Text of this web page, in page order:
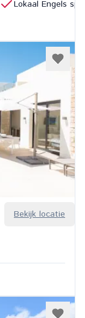
Lokaal Engels
Bekijk locatie